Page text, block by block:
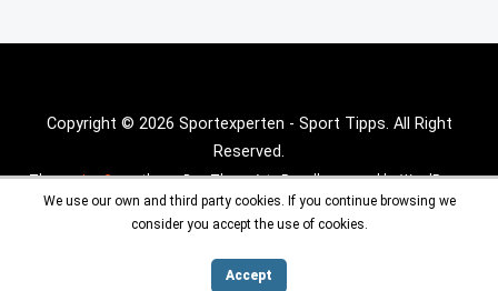
Copyright © 2026 Sportexperten - Sport Tipps. All Right
Reserved.
Theme :Inx Gametheme By aThemeArt - Proudly powered by WordPress.
We use our own and third party cookies. If you continue browsing we
consider you accept the use of cookies.
Accept